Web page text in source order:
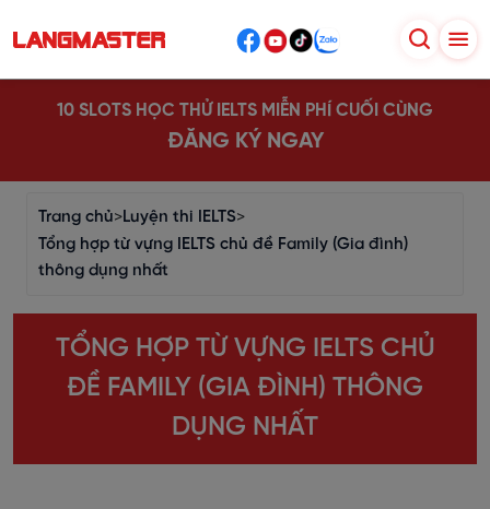
10 SLOTS HỌC THỬ IELTS MIỄN PHÍ CUỐI CÙNG
ĐĂNG KÝ NGAY
Trang chủ>Luyện thi IELTS>
Tổng hợp từ vựng IELTS chủ đề Family (Gia đình)
thông dụng nhất
TỔNG HỢP TỪ VỰNG IELTS CHỦ
ĐỀ FAMILY (GIA ĐÌNH) THÔNG
DỤNG NHẤT